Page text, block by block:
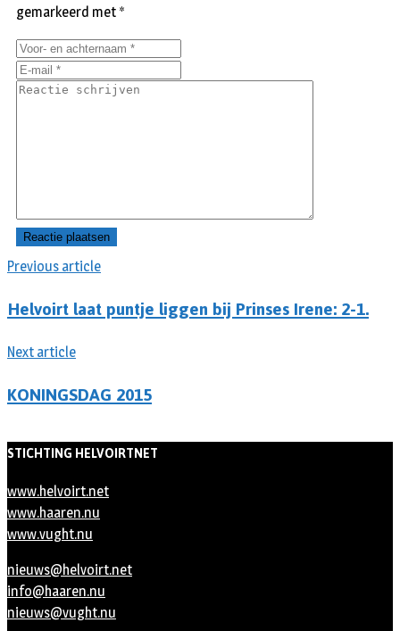
Previous article
Helvoirt laat puntje liggen bij Prinses Irene: 2-1.
Next article
KONINGSDAG 2015
gemarkeerd met *
STICHTING HELVOIRTNET
www.helvoirt.net
www.haaren.nu
www.vught.nu
nieuws@helvoirt.net
info@haaren.nu
nieuws@vught.nu